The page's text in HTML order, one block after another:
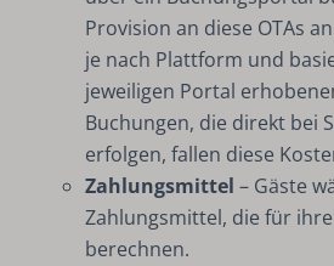
Provision an diese OTAs
je nach Plattform und
jeweiligen Portal
Buchungen, die direkt bei
erfolgen, fallen diese
Zahlungsmittel – Gäste
Zahlungsmittel, die für
berechnen.